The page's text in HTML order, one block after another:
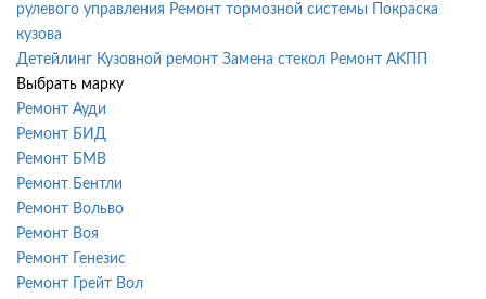
рулевого управления Ремонт тормозной системы
Покраска
кузова
Детейлинг Кузовной ремонт Замена стекол Ремонт АКПП
Выбрать марку
Ремонт Ауди
Ремонт БИД
Ремонт БМВ
Ремонт Бентли
Ремонт Вольво
Ремонт Воя
Ремонт Генезис
Ремонт Грейт Вол